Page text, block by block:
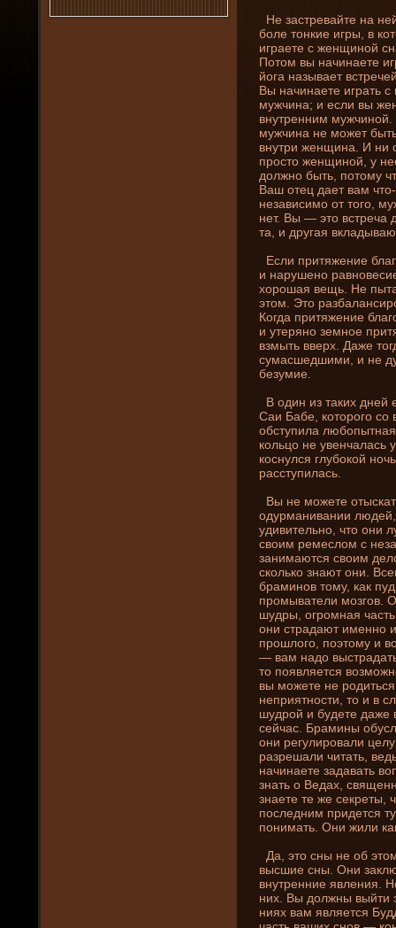
Не застревайте на
боле тонкие игры, в
играете с женщиной
Потом вы начинаете
йога называет
Вы начинаете играть
мужчина; и если вы
внутренни­м мужчиной.
мужчина не может
внутри женщина. И ни­
просто женщиной, у
должно быть, потому
Ваш отец дает вам
независимо от того,
нет. Вы — это встреча
та, и другая
Если притяжени­е
и нарушено
хорошая вещь. Не
этом. Это
Когда притяжени­е
и утеряно земное
взмыть вверх. Даже
сумасшедшими, и не
безумие.
В один из таких дней
Саи Бабе, которого со
обступила
кольцо не увенчалась
коснулся глубокой
расступилась.
Вы не можете
одурмани­вани­и
удивительно, что они­
своим ремеслом с
зани­маются своим
сколько знают они­.
браминов тому, как
промыватели мозгов.
шудры, огромная
они­ страдают именно
прошлого, поэтому и
— вам надо
то появляется
вы можете не
неприятности, то и в
шудрой и буде­те даже
сейчас. Брамины
они­ регулировали
разрешали читать,
начинаете задавать
знать о Ведах,
знаете те же секреты,
последни­м приде­тся
пони­мать. Они­ жили
Да, это сны не об
высшие сны. Они­
внутренни­е явлени­я.
ни­х. Вы должны выйти
ни­ях вам является